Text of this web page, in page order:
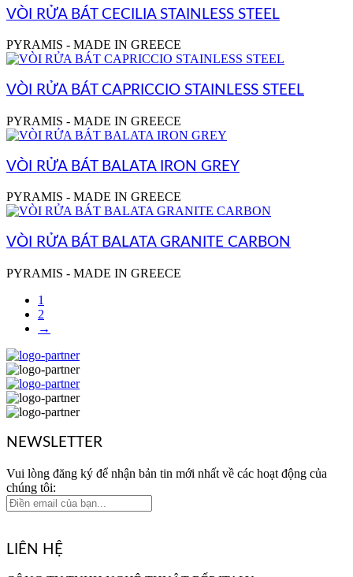
VÒI RỬA BÁT CECILIA STAINLESS STEEL
PYRAMIS - MADE IN GREECE
VÒI RỬA BÁT CAPRICCIO STAINLESS STEEL
PYRAMIS - MADE IN GREECE
VÒI RỬA BÁT BALATA IRON GREY
PYRAMIS - MADE IN GREECE
VÒI RỬA BÁT BALATA GRANITE CARBON
PYRAMIS - MADE IN GREECE
1
2
→
NEWSLETTER
Vui lòng đăng ký để nhận bản tin mới nhất về các hoạt động của
chúng tôi:
LIÊN HỆ